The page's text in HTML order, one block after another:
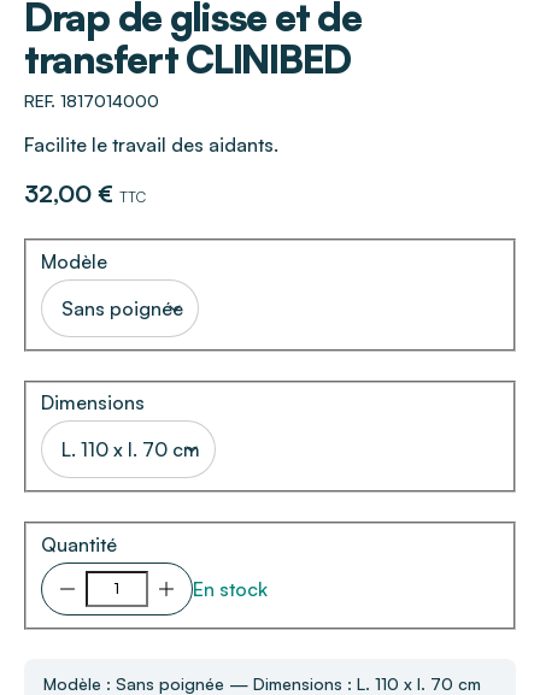
Drap de glisse et de
transfert CLINIBED
REF. 1817014000
Facilite le travail des aidants.
32,00 € TTC
Modèle
Sans poignée
Dimensions
L. 110 x l. 70 cm
Quantité
En stock
Modèle : Sans poignée — Dimensions : L. 110 x l. 70 cm